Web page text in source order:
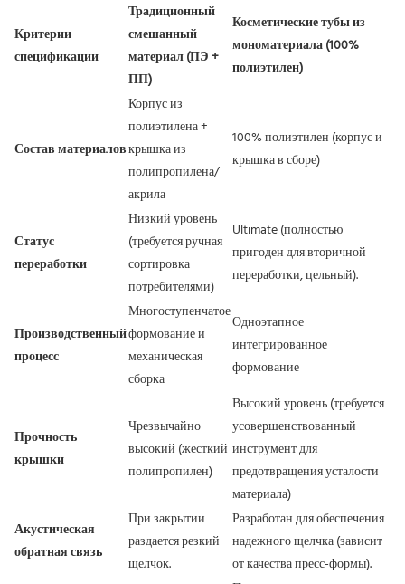
Критерии
спецификации
Традиционный
смешанный
материал (ПЭ +
ПП)
Косметические тубы из
мономатериала (100%
полиэтилен)
Состав материалов
Корпус из
полиэтилена +
крышка из
полипропилена/
акрила
100% полиэтилен (корпус и
крышка в сборе)
Статус
переработки
Низкий уровень
(требуется ручная
сортировка
потребителями)
Ultimate (полностью
пригоден для вторичной
переработки, цельный).
Производственный
процесс
Многоступенчатое
формование и
механическая
сборка
Одноэтапное
интегрированное
формование
Прочность
крышки
Чрезвычайно
высокий (жесткий
полипропилен)
Высокий уровень (требуется
усовершенствованный
инструмент для
предотвращения усталости
материала)
Акустическая
обратная связь
При закрытии
раздается резкий
щелчок.
Разработан для обеспечения
надежного щелчка (зависит
от качества пресс-формы).